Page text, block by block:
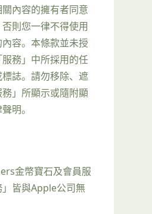
內容的擁有者同意
則您一律不得使用
內容。本條款並未授
務」中所採用的任
誌。請勿移除、遮
」所顯示或隨附顯
明。
金幣寶石及會員服
皆與Apple公司無